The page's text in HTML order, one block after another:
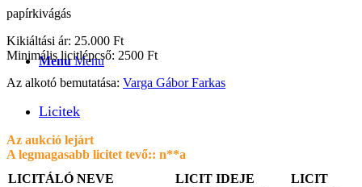
Menu Menu
papírkivágás
Kikiáltási ár: 25.000 Ft
Minimális licitlépcső: 2500 Ft
Az alkotó bemutatása: Varga Gábor Farkas
Licitek
Az aukció lejárt
A legmagasabb licitet tevő:: n**a
LICITÁLÓ NEVE
LICIT IDEJE
LICIT